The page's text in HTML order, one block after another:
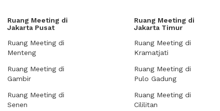
Ruang Meeting di
Jakarta Pusat
Ruang Meeting di
Menteng
Ruang Meeting di
Gambir
Ruang Meeting di
Senen
Ruang Meeting di
Jakarta Timur
Ruang Meeting di
Kramatjati
Ruang Meeting di
Pulo Gadung
Ruang Meeting di
Cililitan